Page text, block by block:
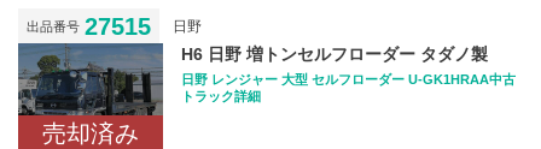
出品番号 27515 日野
売却済み
H6 日野 増トンセルフローダー タダノ製
日野 レンジャー 大型 セルフローダー U-GK1HRAA中古
トラック詳細